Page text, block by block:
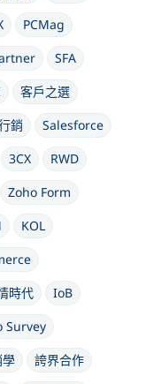
PCMag
SFA
客戶之選
銷
Salesforce
3CX
RWD
Zoho Form
KOL
時代
IoB
Survey
誇界合作